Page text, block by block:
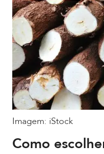
Imagem: iStock
Como